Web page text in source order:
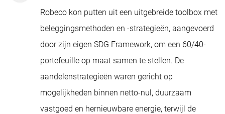
Robeco kon putten uit een uitgebreide toolbox met
beleggingsmethoden en -strategieën, aangevoerd
door zijn eigen SDG Framework, om een 60/40-
portefeuille op maat samen te stellen. De
aandelenstrategieën waren gericht op
mogelijkheden binnen netto-nul, duurzaam
vastgoed en hernieuwbare energie, terwijl de